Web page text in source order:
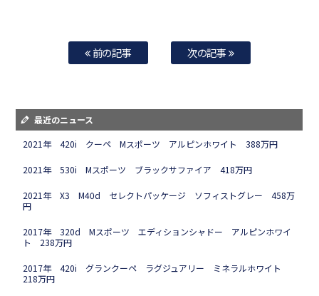
前の記事 次の記事
最近のニュース
2021年 420i クーペ Mスポーツ アルピンホワイト 388万円
2021年 530i Mスポーツ ブラックサファイア 418万円
2021年 X3 M40d セレクトパッケージ ソフィストグレー 458万
円
2017年 320d Mスポーツ エディションシャドー アルピンホワイ
ト 238万円
2017年 420i グランクーペ ラグジュアリー ミネラルホワイト
218万円